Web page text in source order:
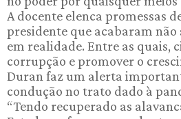
A docente elenca promessas
presidente que acabaram
em realidade. Entre as quais,
corrupção e promover o
Duran faz um alerta
condução no trato dado à
“Tendo recuperado as